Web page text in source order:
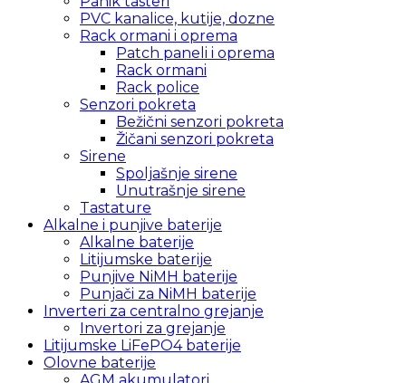
PVC kanalice, kutije, dozne
Rack ormani i oprema
Patch paneli i oprema
Rack ormani
Rack police
Senzori pokreta
Bežični senzori pokreta
Žičani senzori pokreta
Sirene
Spoljašnje sirene
Unutrašnje sirene
Tastature
Alkalne i punjive baterije
Alkalne baterije
Litijumske baterije
Punjive NiMH baterije
Punjači za NiMH baterije
Inverteri za centralno grejanje
Invertori za grejanje
Litijumske LiFePO4 baterije
Olovne baterije